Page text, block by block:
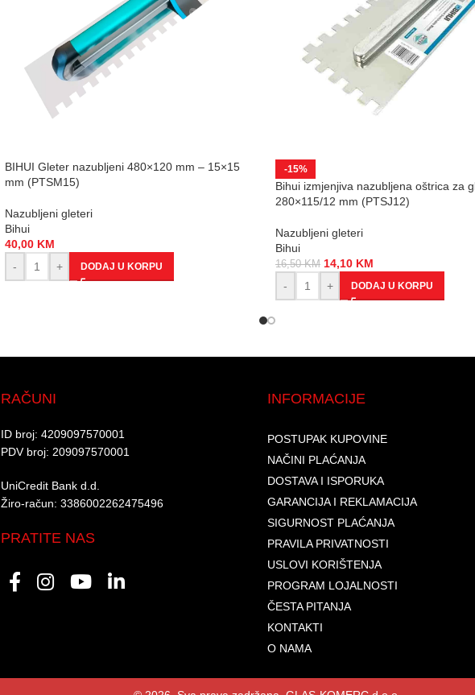
BIHUI Gleter nazubljeni 480×120 mm – 15×15
mm (PTSM15)
Nazubljeni gleteri
Bihui
40,00 KM
-
+ DODAJ U KORPU
-15%
Bihui izmjenjiva nazubljena oštrica za
280×115/12 mm (PTSJ12)
Nazubljeni gleteri
Bihui
16,50KM 14,10 KM
-
+ DODAJ U KORPU
RAČUNI
ID broj: 4209097570001​
PDV broj: 209097570001 ​
UniCredit Bank d.d.​
Žiro-račun: 3386002262475496​​
PRATITE NAS
INFORMACIJE
POSTUPAK KUPOVINE
NAČINI PLAĆANJA
DOSTAVA I ISPORUKA
GARANCIJA I REKLAMACIJA
SIGURNOST PLAĆANJA
PRAVILA PRIVATNOSTI
USLOVI KORIŠTENJA
PROGRAM LOJALNOSTI
ČESTA PITANJA
KONTAKTI
O NAMA